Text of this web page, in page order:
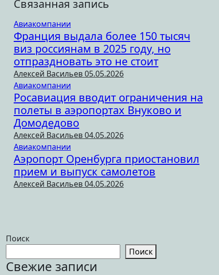
Связанная запись
Авиакомпании
Франция выдала более 150 тысяч
виз россиянам в 2025 году, но
отпраздновать это не стоит
Алексей Васильев05.05.2026
Авиакомпании
Росавиация вводит ограничения на
полеты в аэропортах Внуково и
Домодедово
Алексей Васильев04.05.2026
Авиакомпании
Аэропорт Оренбурга приостановил
прием и выпуск самолетов
Алексей Васильев04.05.2026
Поиск
Поиск
Свежие записи